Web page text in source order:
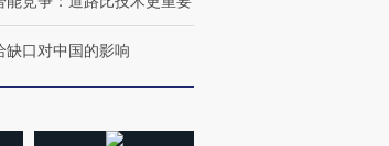
特别呈现】寻找100种
缺口对中国的影响